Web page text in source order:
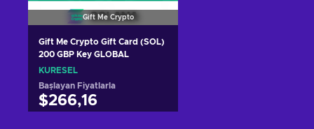
Gift Me Crypto
Gift Me Crypto Gift Card (SOL)
200 GBP Key GLOBAL
KÜRESEL
Başlayan Fiyatlarla
$266,16